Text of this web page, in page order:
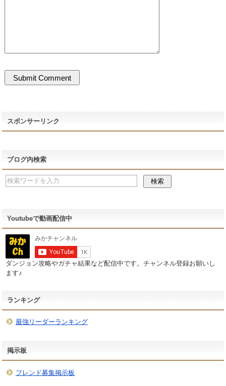
スポンサーリンク
ブログ内検索
Youtubeで動画配信中
ダンジョン攻略やガチャ結果など配信中です。チャンネル登録お願いし
ます♪
ランキング
最強リーダーランキング
掲示板
フレンド募集掲示板